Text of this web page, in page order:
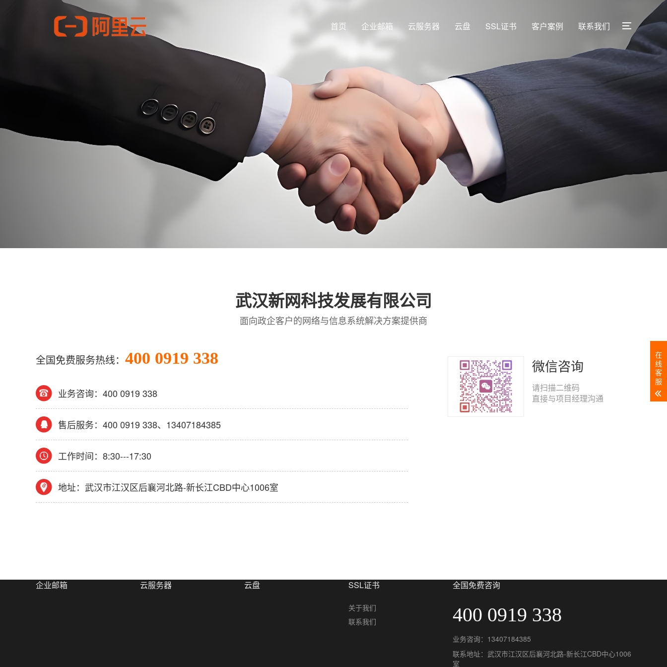
首页 企业邮箱 云服务器 云盘 SSL证书 客户案例 联系我们
武汉新网科技发展有限公司
面向政企客户的网络与信息系统解决方案提供商
全国免费服务热线： 400 0919 338
业务咨询：400 0919 338
售后服务：400 0919 338、13407184385
工作时间：8:30---17:30
地址：武汉市江汉区后襄河北路-新长江CBD中心1006室
微信咨询
请扫描二维码
直接与项目经理沟通
企业邮箱 云服务器 云盘 SSL证书
关于我们
联系我们
全国免费咨询
400 0919 338
业务咨询：13407184385
联系地址：武汉市江汉区后襄河北路-新长江CBD中心1006
室
在
线
客
服